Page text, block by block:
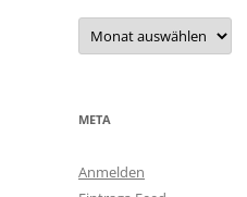
Archiv
META
Anmelden